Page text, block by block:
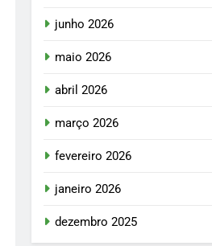
junho 2026
maio 2026
abril 2026
março 2026
fevereiro 2026
janeiro 2026
dezembro 2025